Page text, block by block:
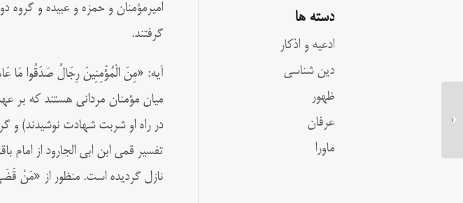
امیرمؤمنان و حمزه و عبیده و گروه
گرفتند.
آیه: «مِنَ الْمُؤْمِنِينَ رِجَالٌ صَدَقُوا مَا
میان مؤمنان مردانی هستند که بر
در راه او شربت شهادت نوشیدند) و
تفسیر قمی ‌‌ابن ابی الجارود از امام
نازل گردیده است. منظور از «مَنْ
دسته ها
ادعیه و اذکار
دین شناسی
ظهور
عرفان
ماورا
زندگینامه جعفر بن ابی‌طالب